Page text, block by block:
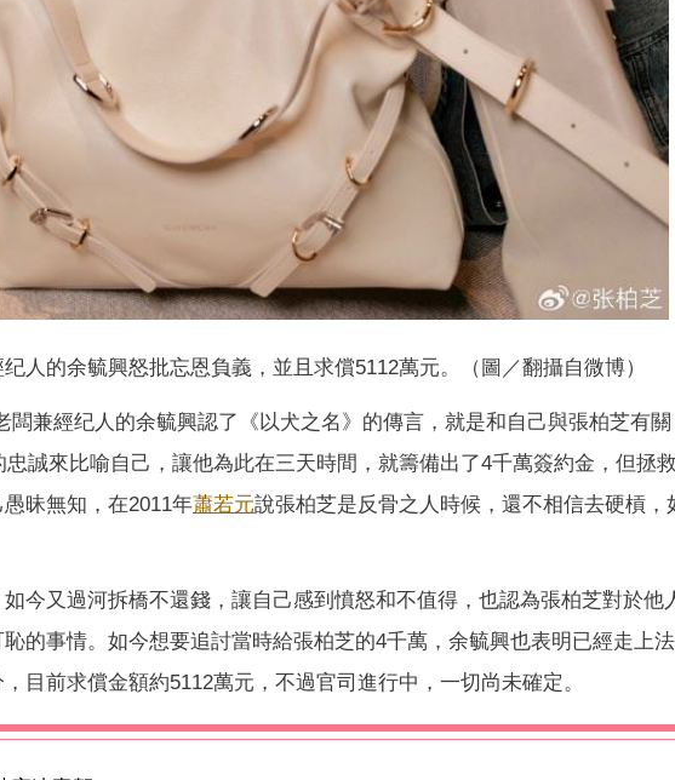
人的余毓興怒批忘恩負義，並且求償5112萬元。（圖／翻攝自微博）
闆兼經纪人的余毓興認了《以犬之名》的傳言，就是和自己與張柏芝有
誠來比喻自己，讓他為此在三天時間，就籌備出了4千萬簽約金，但拯
昧無知，在2011年蕭若元說張柏芝是反骨之人時候，還不相信去硬槓，
今又過河拆橋不還錢，讓自己感到憤怒和不值得，也認為張柏芝對於他
的事情。如今想要追討當時給張柏芝的4千萬，余毓興也表明已經走上
目前求償金額約5112萬元，不過官司進行中，一切尚未確定。